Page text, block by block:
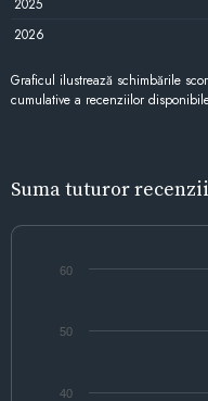
2026
Graficul ilustrează schimbările
cumulative a recenziilor
Suma tuturor
40
50
60